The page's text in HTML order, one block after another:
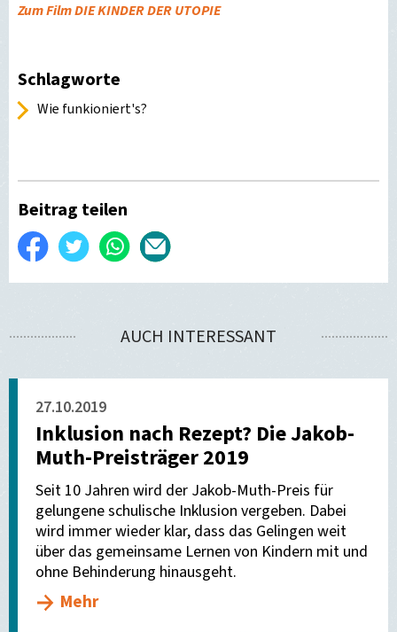
Zum Film DIE KINDER DER UTOPIE
Schlagworte
Wie funkioniert's?
Beitrag teilen
Auf
Facebook
Twittern WhatsApp
E-
versenden
AUCH INTERESSANT
27.10.2019
Inklusion nach Rezept? Die Jakob-
Muth-Preisträger 2019
Seit 10 Jahren wird der Jakob-Muth-Preis für
gelungene schulische Inklusion vergeben. Dabei
wird immer wieder klar, dass das Gelingen weit
über das gemeinsame Lernen von Kindern mit und
ohne Behinderung hinausgeht.
Mehr